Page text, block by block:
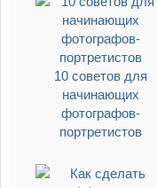
10 советов для
начинающих
фотографов-
портретистов